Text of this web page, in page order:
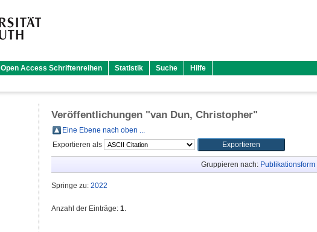
Open Access Schriftenreihen Statistik Suche Hilfe
Veröffentlichungen "van Dun, Christopher"
Eine Ebene nach oben ...
Exportieren als
Gruppieren nach: Publikationsform|
Springe zu: 2022
Anzahl der Einträge: 1.